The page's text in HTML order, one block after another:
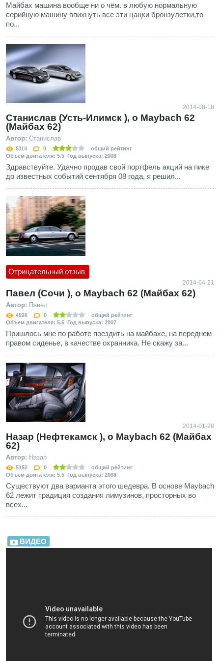
Майбах машина вообще ни о чём. в любую нормальную
серийную машину впихнуть все эти цацки бронзулетки,то
по...
2014-08-18
Станислав (Усть-Илимск ), о Maybach 62
(Майбах 62)
Автор: Станислав
5114 0
общий рейтинг
Объем двигателя: 5.5 Год выпуска: 2008
Здравствуйте. Удачно продав свой портфель акций на пике
до известных событий сентября 08 года, я решил...
Отрицательный отзыв
2014-04-21
Павел (Сочи ), о Maybach 62 (Майбах 62)
Автор: Павел
4926 0
общий рейтинг
Объем двигателя: 5.5 Год выпуска: 2007
Пришлось мне по работе поездить на майбахе, на переднем
правом сиденье, в качестве охранника. Не скажу за...
2014-01-28
Назар (Нефтекамск ), о Maybach 62 (Майбах
62)
Автор: Назар
5152 0
общий рейтинг
Объем двигателя: 5.5 Год выпуска: 2008
Существуют два варианта этого шедевра. В основе Maybach
62 лежит традиция создания лимузинов, просторных во
всех...
ВИДЕО